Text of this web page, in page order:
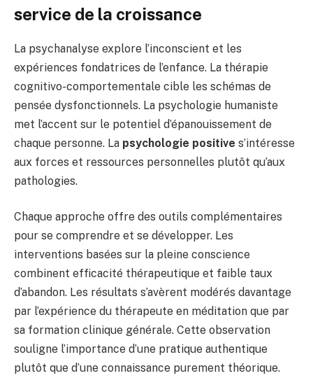
service de la croissance
La psychanalyse explore l’inconscient et les
expériences fondatrices de l’enfance. La thérapie
cognitivo-comportementale cible les schémas de
pensée dysfonctionnels. La psychologie humaniste
met l’accent sur le potentiel d’épanouissement de
chaque personne. La psychologie positive s’intéresse
aux forces et ressources personnelles plutôt qu’aux
pathologies.
Chaque approche offre des outils complémentaires
pour se comprendre et se développer. Les
interventions basées sur la pleine conscience
combinent efficacité thérapeutique et faible taux
d’abandon. Les résultats s’avèrent modérés davantage
par l’expérience du thérapeute en méditation que par
sa formation clinique générale. Cette observation
souligne l’importance d’une pratique authentique
plutôt que d’une connaissance purement théorique.